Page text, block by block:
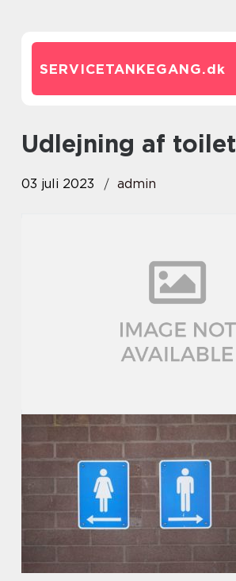
SERVICETANKEGANG.dk
udlejning af toilet
03 juli 2023 admin